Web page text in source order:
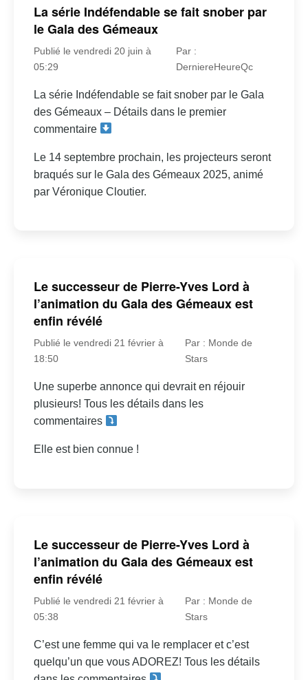
La série Indéfendable se fait snober par
le Gala des Gémeaux
Publié le vendredi 20 juin à
05:29
Par :
DerniereHeureQc
La série Indéfendable se fait snober par le Gala
des Gémeaux – Détails dans le premier
commentaire
Le 14 septembre prochain, les projecteurs seront
braqués sur le Gala des Gémeaux 2025, animé
par Véronique Cloutier.
Le successeur de Pierre-Yves Lord à
l’animation du Gala des Gémeaux est
enfin révélé
Publié le vendredi 21 février à
18:50
Par : Monde de
Stars
Une superbe annonce qui devrait en réjouir
plusieurs! Tous les détails dans les
commentaires
Elle est bien connue !
Le successeur de Pierre-Yves Lord à
l’animation du Gala des Gémeaux est
enfin révélé
Publié le vendredi 21 février à
05:38
Par : Monde de
Stars
C’est une femme qui va le remplacer et c’est
quelqu’un que vous ADOREZ! Tous les détails